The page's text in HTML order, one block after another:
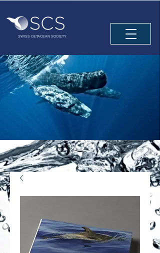
SWISS CETACEAN SOCIETY